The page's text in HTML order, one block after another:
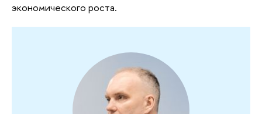
экономического роста.